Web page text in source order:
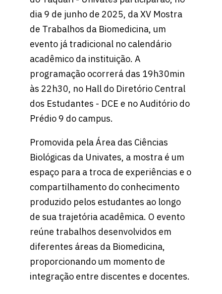
dia 9 de junho de 2025, da XV Mostra
de Trabalhos da Biomedicina, um
evento já tradicional no calendário
acadêmico da instituição. A
programação ocorrerá das 19h30min
às 22h30, no Hall do Diretório Central
dos Estudantes - DCE e no Auditório do
Prédio 9 do campus.
Promovida pela Área das Ciências
Biológicas da Univates, a mostra é um
espaço para a troca de experiências e o
compartilhamento do conhecimento
produzido pelos estudantes ao longo
de sua trajetória acadêmica. O evento
reúne trabalhos desenvolvidos em
diferentes áreas da Biomedicina,
proporcionando um momento de
integração entre discentes e docentes.